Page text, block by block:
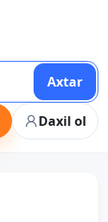
Axtar
Daxil ol